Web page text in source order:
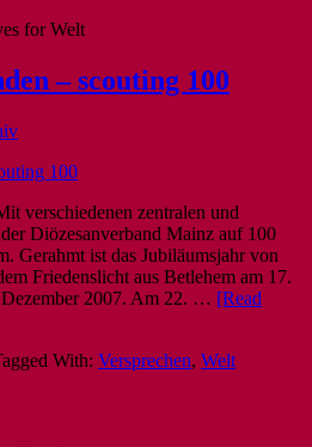
for Welt
– scouting 100
verschiedenen zentralen und
Diözesanverband Mainz auf 100
Gerahmt ist das Jubiläumsjahr von
Friedenslicht aus Betlehem am 17.
2007. Am 22. … [Read
With: Versprechen, Welt